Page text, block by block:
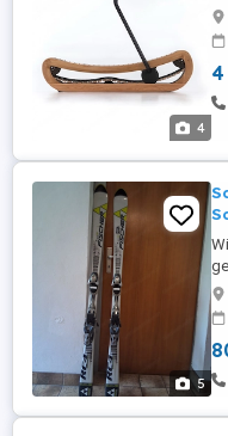
4
4
5